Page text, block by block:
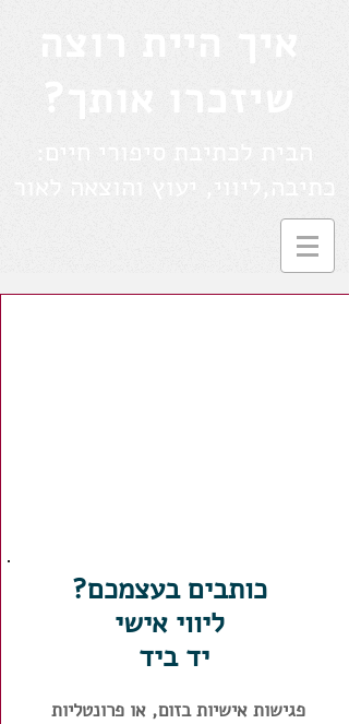
איך היית רוצה
שיזכרו אותך?
הבית לכתיבת סיפורי חיים:
כתיבה,ליווי, יעוץ והוצאה לאור
כותבים בעצמכם?
ליווי אישי
יד ביד
פגישות אישיות בזום, או פרונטליות